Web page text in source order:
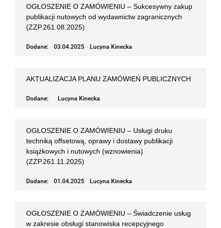
OGŁOSZENIE O ZAMÓWIENIU – Sukcesywny zakup
publikacji nutowych od wydawnictw zagranicznych
(ZZP.261.08.2025)
Dodane: 03.04.2025 Lucyna Kinecka
AKTUALIZACJA PLANU ZAMÓWIEŃ PUBLICZNYCH
Dodane: Lucyna Kinecka
OGŁOSZENIE O ZAMÓWIENIU – Usługi druku
techniką offsetową, oprawy i dostawy publikacji
książkowych i nutowych (wznowienia)
(ZZP.261.11.2025)
Dodane: 01.04.2025 Lucyna Kinecka
OGŁOSZENIE O ZAMÓWIENIU – Świadczenie usług
w zakresie obsługi stanowiska recepcyjnego